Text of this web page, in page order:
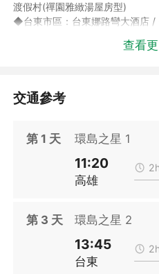
渡假村(禪園雅緻湯屋房型)
◆台東市區：台東娜路彎大酒店 /
豐鐵花棧 / 台東富野渡假酒店 / 台
►飯店使用房型個別相關規定，請
內之規定。
際房型以飯店提供為主。
►為提倡綠色環保概念，飯店已
►實際房況以下單後回覆為準，
「加價」入住或「加價」改其他
之價格為主)，不便之處敬請見諒
►飯店房型說明僅供參考，若有
查看
交通參考
第 1 天 環島之星 1
11:20
高雄
第 3 天 環島之星 2
13:45
台東